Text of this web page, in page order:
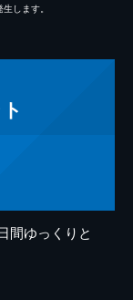
します。
間ゆっくりと